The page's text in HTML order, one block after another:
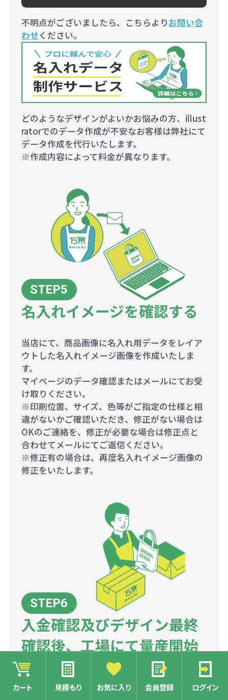
カート 見積もり お気に入り 会員登録 ログイン
不明点がございましたら、こちらよりお問い合
わせください。
どのようなデザインがよいかお悩みの方、illust
ratorでのデータ作成が不安なお客様は弊社にて
データ作成を代行いたします。
※作成内容によって料金が異なります。
名入れイメージを確認する
当店にて、商品画像に名入れ用データをレイア
ウトした名入れイメージ画像を作成いたしま
す。
マイページのデータ確認またはメールにてお受
け取りください。
※印刷位置、サイズ、色等がご指定の仕様と相
違がないかご確認いただき、修正がない場合は
OKのご連絡を、修正が必要な場合は修正点と
合わせてメールにてご返信ください。
※修正有の場合は、再度名入れイメージ画像の
修正をいたします。
入金確認及びデザイン最終
確認後、工場にて量産開始
名入れのデザイン確認で、最終OKをいただきま
したら、工場にて量産を開始いたします。